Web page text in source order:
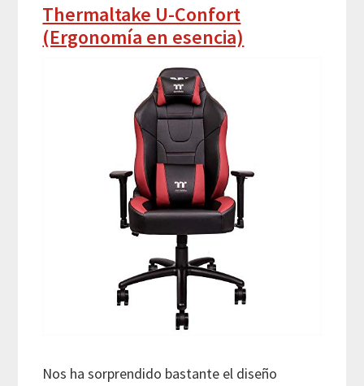
Thermaltake U-Confort
(Ergonomía en esencia)
Nos ha sorprendido bastante el diseño